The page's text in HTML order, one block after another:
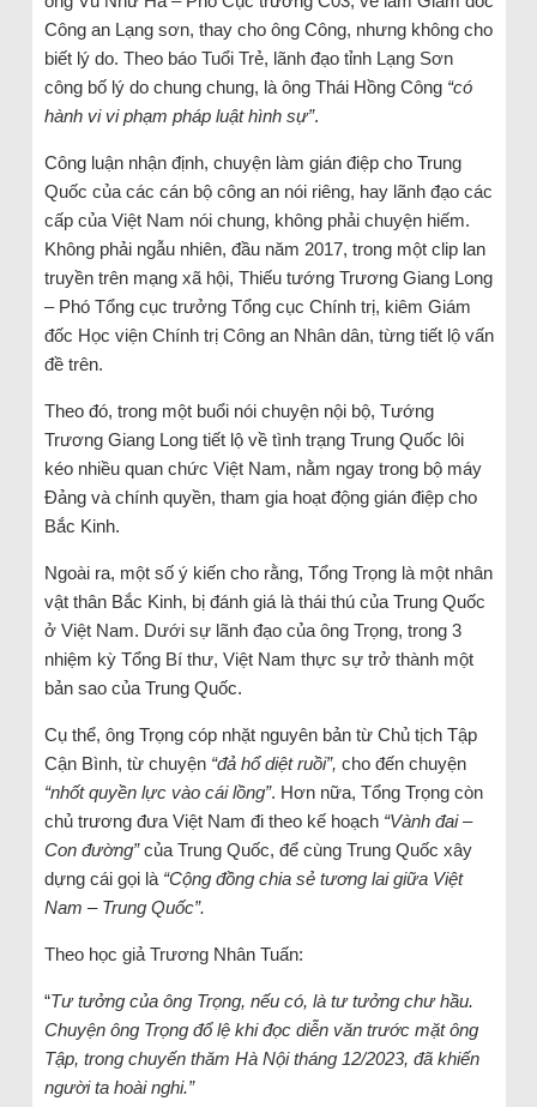
Công an Lạng sơn, thay cho ông Công, nhưng không cho
biết lý do. Theo báo Tuổi Trẻ, lãnh đạo tỉnh Lạng Sơn
công bố lý do chung chung, là ông Thái Hồng Công “có
hành vi vi phạm pháp luật hình sự”.
Công luận nhận định, chuyện làm gián điệp cho Trung
Quốc của các cán bộ công an nói riêng, hay lãnh đạo các
cấp của Việt Nam nói chung, không phải chuyện hiếm.
Không phải ngẫu nhiên, đầu năm 2017, trong một clip lan
truyền trên mạng xã hội, Thiếu tướng Trương Giang Long
– Phó Tổng cục trưởng Tổng cục Chính trị, kiêm Giám
đốc Học viện Chính trị Công an Nhân dân, từng tiết lộ vấn
đề trên.
Theo đó, trong một buổi nói chuyện nội bộ, Tướng
Trương Giang Long tiết lộ về tình trạng Trung Quốc lôi
kéo nhiều quan chức Việt Nam, nằm ngay trong bộ máy
Đảng và chính quyền, tham gia hoạt động gián điệp cho
Bắc Kinh.
Ngoài ra, một số ý kiến cho rằng, Tổng Trọng là một nhân
vật thân Bắc Kinh, bị đánh giá là thái thú của Trung Quốc
ở Việt Nam. Dưới sự lãnh đạo của ông Trọng, trong 3
nhiệm kỳ Tổng Bí thư, Việt Nam thực sự trở thành một
bản sao của Trung Quốc.
Cụ thể, ông Trọng cóp nhặt nguyên bản từ Chủ tịch Tập
Cận Bình, từ chuyện “đả hổ diệt ruồi”, cho đến chuyện
“nhốt quyền lực vào cái lồng”. Hơn nữa, Tổng Trọng còn
chủ trương đưa Việt Nam đi theo kế hoạch “Vành đai –
Con đường”của Trung Quốc, để cùng Trung Quốc xây
dựng cái gọi là “Cộng đồng chia sẻ tương lai giữa Việt
Nam – Trung Quốc”.
Theo học giả Trương Nhân Tuấn:
“Tư tưởng của ông Trọng, nếu có, là tư tưởng chư hầu.
Chuyện ông Trọng đổ lệ khi đọc diễn văn trước mặt ông
Tập, trong chuyến thăm Hà Nội tháng 12/2023, đã khiến
người ta hoài nghi.”